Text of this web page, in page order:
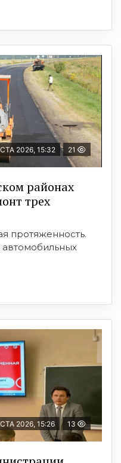
2026, 15:32 21
районах
трех
протяженность.
2026, 15:26 13